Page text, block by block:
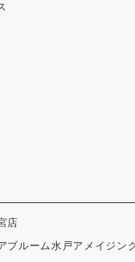
店
ブルーム水戸アメイジン